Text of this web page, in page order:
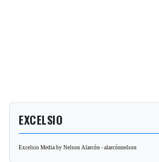
EXCELSIO
Excelsio Media by Nelson Alarcón - alarcónnelson